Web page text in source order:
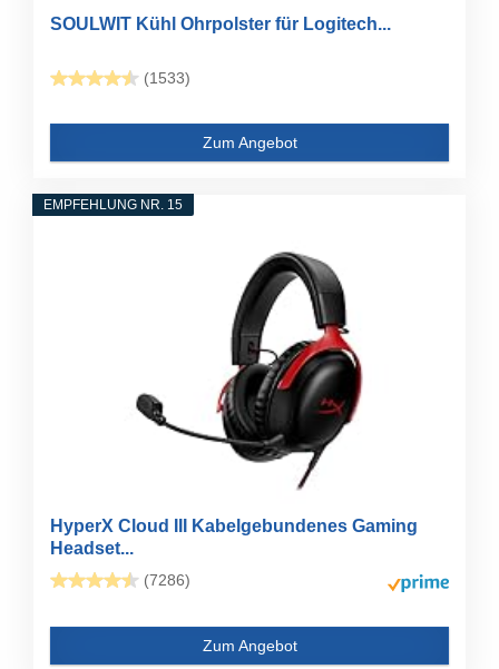
SOULWIT Kühl Ohrpolster für Logitech...
(1533)
Zum Angebot
EMPFEHLUNG NR. 15
HyperX Cloud III Kabelgebundenes Gaming
Headset...
(7286)
Zum Angebot